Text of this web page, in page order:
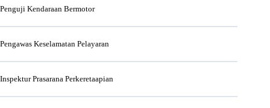
Penguji Kendaraan Bermotor
Pengawas Keselamatan Pelayaran
Inspektur Prasarana Perkeretaapian